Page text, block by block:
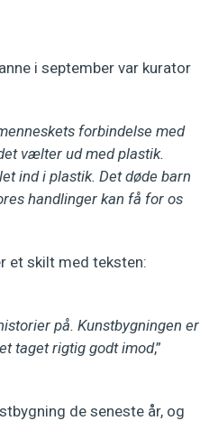
i september var kurator
forbindelse med
vælter ud med plastik.
ind i plastik. Det døde barn
handlinger kan få for os
et skilt med teksten:
på. Kunstbygningen er
taget rigtig godt imod,”
de seneste år, og